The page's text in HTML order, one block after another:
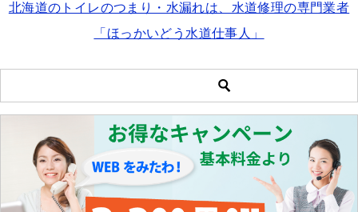
c
b
o
o
k
tt ai
l
北海道のトイレのつまり・水漏れは、水道修理の専門業者
「ほっかいどう水道仕事人」